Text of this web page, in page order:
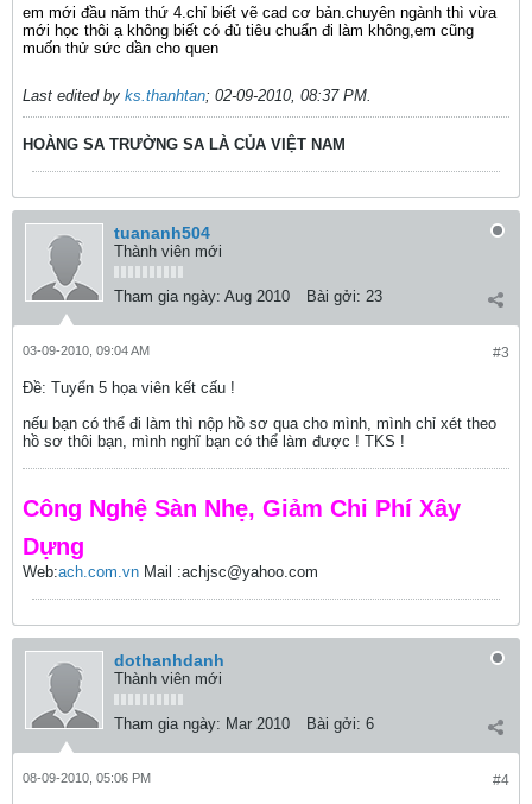
em mới đầu năm thứ 4.chỉ biết vẽ cad cơ bản.chuyên ngành thì vừa
mới học thôi ạ không biết có đủ tiêu chuẩn đi làm không,em cũng
muốn thử sức dần cho quen
Last edited by ks.thanhtan; 02-09-2010, 08:37 PM.
HOÀNG SA TRƯỜNG SA LÀ CỦA VIỆT NAM
tuananh504
Thành viên mới
Tham gia ngày: Aug 2010 Bài gởi: 23
#3
03-09-2010, 09:04 AM
Ðề: Tuyển 5 họa viên kết cấu !
nếu bạn có thể đi làm thì nộp hồ sơ qua cho mình, mình chỉ xét theo
hồ sơ thôi bạn, mình nghĩ bạn có thể làm được ! TKS !
Công Nghệ Sàn Nhẹ, Giảm Chi Phí Xây
Dựng
Web:ach.com.vn Mail :achjsc@yahoo.com
dothanhdanh
Thành viên mới
Tham gia ngày: Mar 2010 Bài gởi: 6
#4
08-09-2010, 05:06 PM